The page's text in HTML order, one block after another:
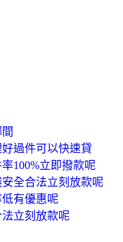
過件可以快速貸
100%立即撥款呢
全合法立刻放款呢
有優惠呢
立刻放款呢